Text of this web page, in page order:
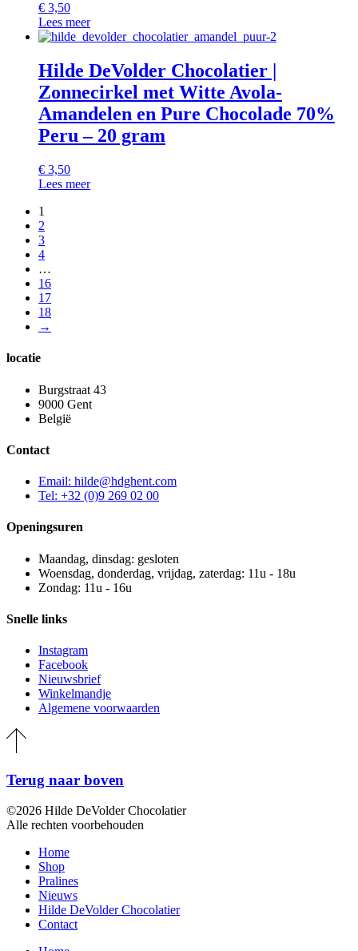
€ 3,50
Lees meer
Hilde DeVolder Chocolatier |
Zonnecirkel met Witte Avola-
Amandelen en Pure Chocolade 70%
Peru – 20 gram
€ 3,50
Lees meer
1
2
3
4
…
16
17
18
→
locatie
Burgstraat 43
9000 Gent
België
Contact
Email: hilde@hdghent.com
Tel: +32 (0)9 269 02 00
Openingsuren
Maandag, dinsdag: gesloten
Woensdag, donderdag, vrijdag, zaterdag: 11u - 18u
Zondag: 11u - 16u
Snelle links
Instagram
Facebook
Nieuwsbrief
Winkelmandje
Algemene voorwaarden
Terug naar boven
©2026 Hilde DeVolder Chocolatier
Alle rechten voorbehouden
Home
Shop
Pralines
Nieuws
Hilde DeVolder Chocolatier
Contact